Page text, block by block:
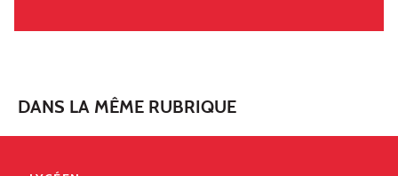
DANS LA MÊME RUBRIQUE